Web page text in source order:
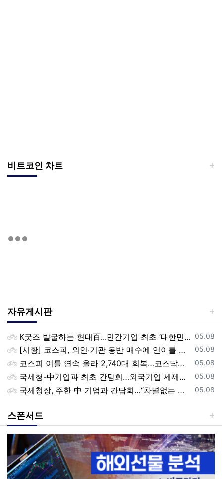
비트코인 차트
자유게시판
등록일
05.08
K굿즈 발굴하는 현대百...민간기업 최초 ‘대한민국 관광공모전’ 후원
등록일
05.08
[시황] 코스피, 외인·기관 동반 매수에 연이틀 상승…2745.05 마감
등록일
05.08
코스피 이틀 연속 올라 2,740대 회복…코스닥은 강보합(종합)
등록일
05.08
국세청-中기업과 최초 간담회…외국기업 세제혜택 등 논의
등록일
05.08
국세청장, 주한 中 기업과 간담회…“차별없는 공정과세 약속”
스폰서드